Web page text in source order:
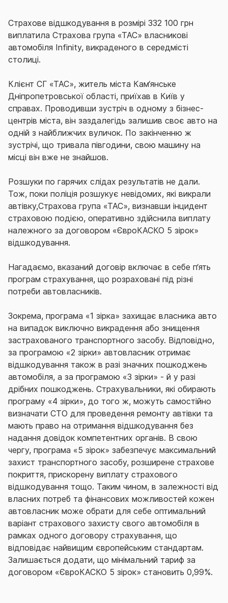
Страхове відшкодування в розмірі 332 100 грн
виплатила Страхова група «ТАС» власникові
автомобіля Infinity, викраденого в середмісті
столиці.
Клієнт СГ «ТАС», житель міста Кам‘янське
Дніпропетровської області, приїхав в Київ у
справах. Проводивши зустріч в одному з бізнес-
центрів міста, він заздалегідь залишив своє авто на
одній з найближчих вуличок. По закінченню ж
зустрічі, що тривала півгодини, свою машину на
місці він вже не знайшов.
Розшуки по гарячих слідах результатів не дали.
Тож, поки поліція розшукує невідомих, які викрали
автівку,Страхова група «ТАС», визнавши інцидент
страховою подією, оперативно здійснила виплату
належного за договором «ЄвроКАСКО 5 зірок»
відшкодування.
Нагадаємо, вказаний договір включає в себе п‘ять
програм страхування, що розраховані під різні
потреби автовласників.
Зокрема, програма «1 зірка» захищає власника авто
на випадок виключно викрадення або знищення
застрахованого транспортного засобу. Відповідно,
за програмою «2 зірки» автовласник отримає
відшкодування також в разі значних пошкоджень
автомобіля, а за програмою «3 зірки» - й у разі
дрібних пошкоджень. Страхувальники, які обирають
програму «4 зірки», до того ж, можуть самостійно
визначати СТО для проведення ремонту автівки та
мають право на отримання відшкодування без
надання довідок компетентних органів. В свою
чергу, програма «5 зірок» забезпечує максимальний
захист транспортного засобу, розширене страхове
покриття, прискорену виплату страхового
відшкодування тощо. Таким чином, в залежності від
власних потреб та фінансових можливостей кожен
автовласник може обрати для себе оптимальний
варіант страхового захисту свого автомобіля в
рамках одного договору страхування, що
відповідає найвищим європейським стандартам.
Залишається додати, що мінімальний тариф за
договором «ЄвроКАСКО 5 зірок» становить 0,99%.